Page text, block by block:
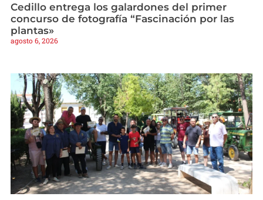
Cedillo entrega los galardones del primer
concurso de fotografía “Fascinación por las
plantas»
agosto 6, 2026